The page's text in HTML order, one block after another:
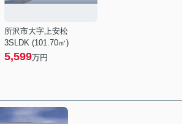
所沢市大字上安松
3SLDK (101.70㎡)
5,599万円